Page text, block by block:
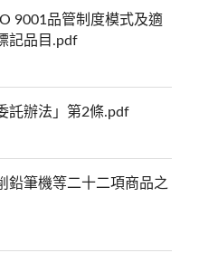
9001品管制度模式及適
記品目.pdf
託辦法」第2條.pdf
鉛筆機等二十二項商品之